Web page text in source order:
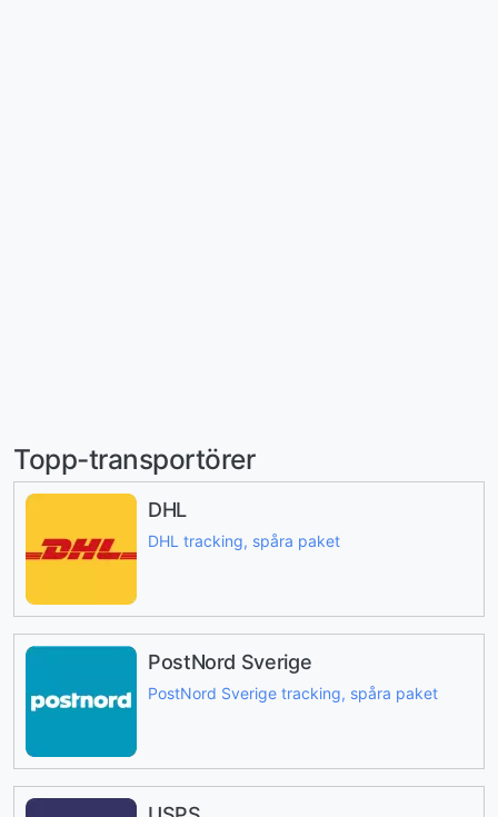
Topp-transportörer
DHL
DHL tracking, spåra paket
PostNord Sverige
PostNord Sverige tracking, spåra paket